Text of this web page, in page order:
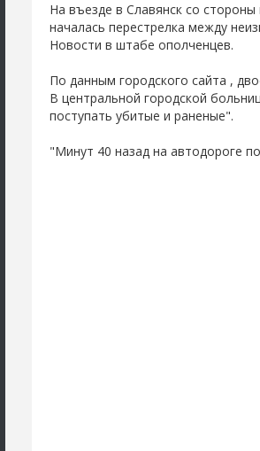
На въезде в Славянск со
началась перестрелка между
Новости в штабе ополченцев.
По данным городского сайта ,
В центральной городской
поступать убитые и раненые".
"Минут 40 назад на автодороге